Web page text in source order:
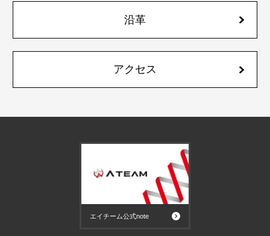
沿革
アクセス
エイチーム公式note